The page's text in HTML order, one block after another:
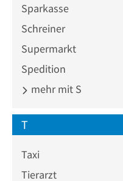
Sparkasse
Schreiner
Supermarkt
Spedition
mehr mit S
T
Taxi
Tierarzt